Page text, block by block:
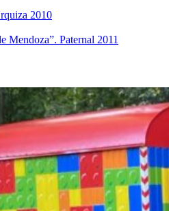
2010
Mendoza”. Paternal 2011